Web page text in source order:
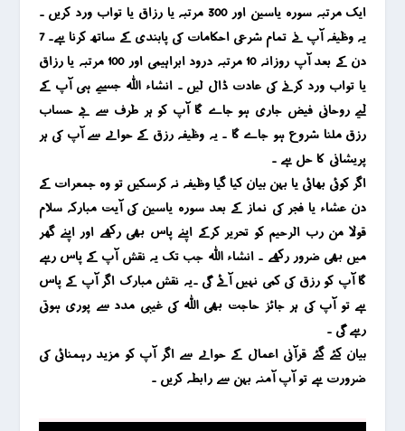
ایک مرتبہ سورہ یاسین اور 300 مرتبہ یا رزاق یا تواب ورد کریں ۔
یہ وظیفہ آپ نے تمام شرعی احکامات کی پابندی کے ساتھ کرنا ہے۔ 7
دن کے بعد آپ روزانہ 10 مرتبہ درود ابراہیمی اور 100 مرتبہ یا رزاق
یا تواب ورد کرنے کی عادت ڈال لیں ۔ انشاء اللہ جسیے ہی آپ کے
لیے روحانی فیض جاری ہو جاے گا آپ کو ہر طرف سے بے حساب
رزق ملنا شروع ہو جاے گا ۔ یہ وظیفہ رزق کے حوالے سے آپ کی ہر
پریشانی کا حل ہے ۔
اگر کوئی بھائی یا بہن بیان کیا گیا وظیفہ نہ کرسکیں تو وہ جمعرات کے
دن عشاء یا فجر کی نماز کے بعد سورہ یاسین کی آیت مبارکہ سلام
قولا من رب الرحیم کو تحریر کرکے اپنے پاس بھی رکھے اور اپنے گھر
میں بھی ضرور رکھے ۔ انشاء اللہ جب تک یہ نقش آپ کے پاس رہے
گا آپ کو رزق کی کمی نہیں آئے گی ۔یہ نقش مبارک اگر آپ کے پاس
ہے تو آپ کی ہر جائز حاجت بھی اللہ کی غیبی مدد سے پوری ہوتی
رہے گی ۔
بیان کئے گئے قرآنی اعمال کے حوالے سے اگر آپ کو مزید رہمنائی کی
ضرورت ہے تو آپ آمنہ بہن سے رابطہ کریں ۔